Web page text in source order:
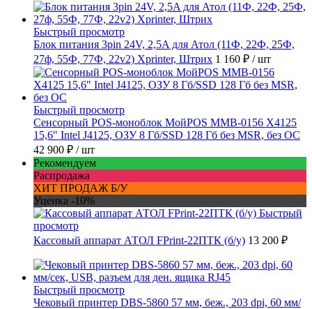
Быстрый просмотр
Блок питания 3pin 24V, 2,5A для Атол (11Ф, 22Ф, 25Ф,
27ф, 55Ф, 77Ф, 22v2) Xprinter, Штрих 1 160 ₽ / шт
Быстрый просмотр
Сенсорный POS-моноблок МойPOS MMB-0156 X4125
15,6" Intel J4125, ОЗУ 8 Гб/SSD 128 Гб без MSR, без ОС
42 900 ₽ / шт
Рекомендуем
Распродажа
ХИТ ПРОДАЖ Б/У
Уценка -10%
Быстрый
просмотр
Кассовый аппарат АТОЛ FPrint-22ПТК (б/у) 13 200 ₽
Быстрый просмотр
Чековый принтер DBS-5860 57 мм, беж., 203 dpi, 60 мм/